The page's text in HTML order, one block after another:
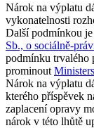
Nárok na výplatu
vykonatelnosti
Další podmínkou
Sb., o sociálně-
podmínku trvalého
prominout
Nárok na výplatu
kterého příspěvek
zaplacení opravy
nárok v této lhůtě